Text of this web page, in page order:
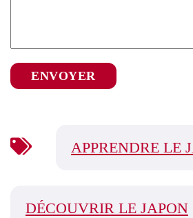
ENVOYER
APPRENDRE LE
DÉCOUVRIR LE JAPON